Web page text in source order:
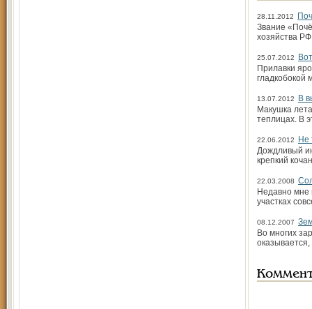
28.11.2012
Звание
хозяйства
25.07.2012
Прилавки
гладкобокой
13.07.2012
В
Макушка
теплицах. В
22.06.2012
Не
Дождливый
крепкий
22.03.2008
Недавно мне
участках
08.12.2007
Во многих